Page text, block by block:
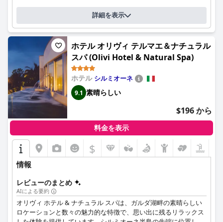
ホテルが格別であると感じており、これまで滞在した中で最高の
ホテルの1つだと述べています。全体として、
Dream - Adults Onlyは、訪れる価値のある、豪華でロマンチック
な目的地です。
詳細を表示
ホテル オリヴィ テルマエ＆ナチュラル
スパ (Olivi Hotel & Natural Spa)
ホテル シルミオーネ
9.1 素晴らしい
$196 から
料金を表示
$
情報
レビューのまとめ
AIによる要約
オリヴィ ホテル & ナチュラル スパは、ガルダ湖畔の素晴らしい
ロケーションと数々の魅力的な特徴で、思い出に残るリラックス